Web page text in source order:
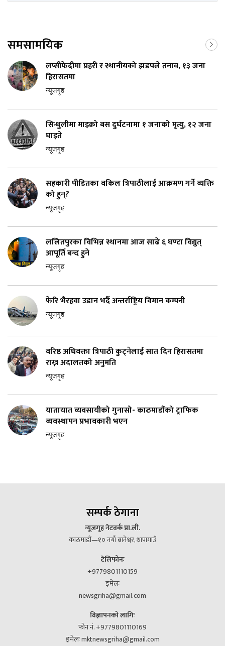
समसामयिक
लप्सीफेदीमा प्रहरी र स्थानीयको झडपले तनाव, १३ जना
हिरासतमा
न्यूजगृह
सिन्धुलीमा माइक्रो बस दुर्घटनामा १ जनाको मृत्यु, १२ जना
घाइते
न्यूजगृह
सहकारी पीडितका वकिल त्रिपाठीलाई आक्रमण गर्ने व्यक्ति
को हुन्?
न्यूजगृह
ललितपुरका विभिन्न स्थानमा आज साढे ६ घण्टा विद्युत्
आपूर्ति बन्द हुने
न्यूजगृह
फेरि भैरहवा उडान भर्दै अन्तर्राष्ट्रिय विमान कम्पनी
न्यूजगृह
वरिष्ठ अधिवक्ता त्रिपाठी कुट्नेलाई सात दिन हिरासतमा
राख्न अदालतको अनुमति
न्यूजगृह
यातायात व्यवसायीको गुनासो- काठमाडौंको ट्राफिक
व्यवस्थापन प्रभावकारी भएन
न्यूजगृह
सम्पर्क ठेगाना
न्यूजगृह नेटवर्क प्रा.ली.
काठमाडौं—१० नयाँ बानेश्वर, थापागाउँ
टेलिफोनः
+9779801110159
इमेलः
newsgriha@gmail.com
विज्ञापनको लागिः
फोन नं. +9779801110169
इमेलः mktnewsgriha@gmail.com